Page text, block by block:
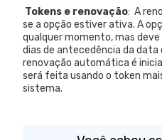
Tokens e renovação: A
se a opção estiver ativa. A
qualquer momento, mas
dias de antecedência da data
renovação automática é
será feita usando o token
sistema.